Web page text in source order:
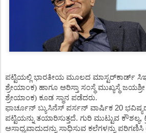
ಪಟ್ಟಿಯಲ್ಲಿ ಭಾರತೀಯ ಮೂಲದ ಮಾಸ್ಟರ್ಕಾರ್ಡ್
ಶ್ರೇಯಾಂಕ) ಹಾಗೂ ಅರಿಸ್ತಾ ಸಂಸ್ಥೆ ಮುಖ್ಯಸ್ಥೆ ಜಯಶ್ರೀ
ಶ್ರೇಯಾಂಕ) ಕೂಡ ಸ್ಥಾನ ಪಡೆದರು.
ಫಾರ್ಚೂನ್ ಬ್ಯುಸಿನೆಸ್ ಪರ್ಸನ್ ವಾರ್ಷಿಕ 20
ಪಟ್ಟಿಯನ್ನು ತಯಾರಿಸುತ್ತದೆ. ಗುರಿ ಮುಟ್ಟುವ ಕೌಶಲ್ಯ,
ಅಸಾಧ್ಯವಾದುದನ್ನು ಸಾಧಿಸುವ ಕಲೆಗಳನ್ನು ಪರಿಗಣಿಸಿ